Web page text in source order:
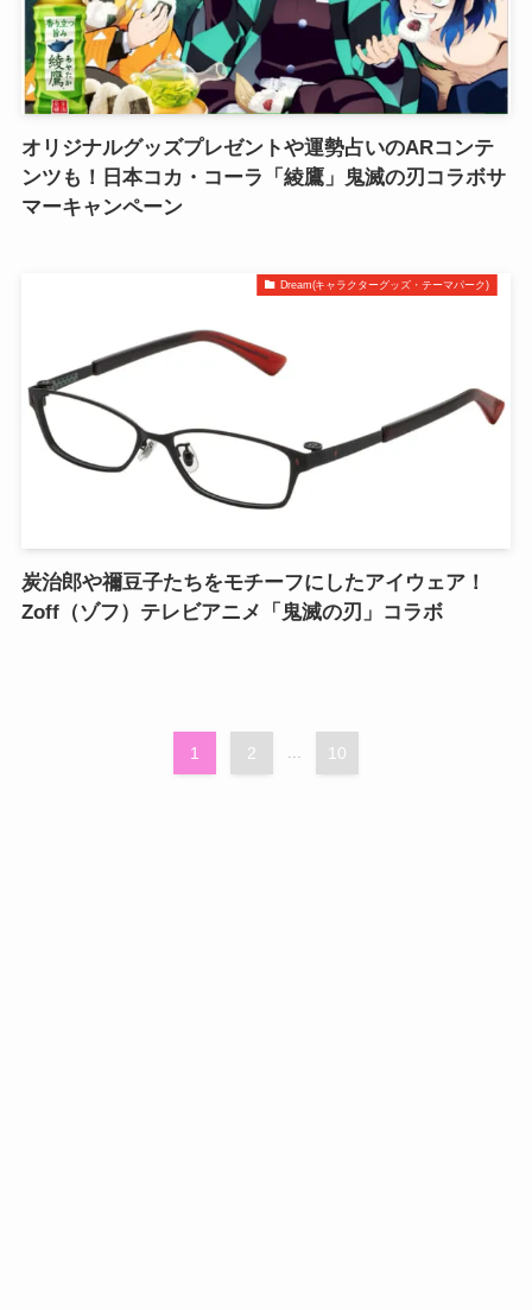
オリジナルグッズプレゼントや運勢占いのARコンテ
ンツも！日本コカ・コーラ「綾鷹」鬼滅の刃コラボサ
マーキャンペーン
Dream(キャラクターグッズ・テーマパーク)
炭治郎や禰󠄀豆子たちをモチーフにしたアイウェア！
Zoff（ゾフ）テレビアニメ「鬼滅の刃」コラボ
1 2 10